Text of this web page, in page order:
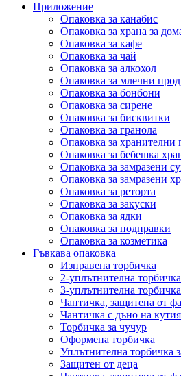
Приложение
Опаковка за канабис
Опаковка за храна за
Опаковка за кафе
Опаковка за чай
Опаковка за алкохол
Опаковка за млечни
Опаковка за бонбони
Опаковка за сирене
Опаковка за бисквитки
Опаковка за гранола
Опаковка за хранителни
Опаковка за бебешка
Опаковка за замразени
Опаковка за замразени
Опаковка за реторта
Опаковка за закуски
Опаковка за ядки
Опаковка за подправки
Опаковка за козметика
Гъвкава опаковка
Изправена торбичка
2-уплътнителна торбичка
3-уплътнителна торбичка
Чантичка, защитена от
Чантичка с дъно на
Торбичка за чучур
Оформена торбичка
Уплътнителна торбичка
Защитен от деца